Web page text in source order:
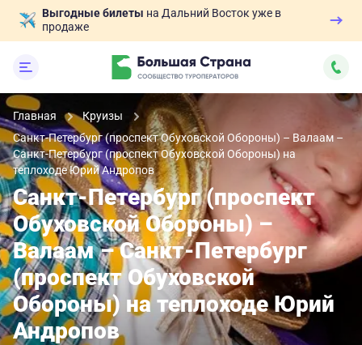
Выгодные билеты на Дальний Восток уже в
продаже
Главная
Круизы
Санкт-Петербург (проспект Обуховской Обороны) – Валаам –
Санкт-Петербург (проспект Обуховской Обороны) на
теплоходе Юрий Андропов
Санкт-Петербург (проспект
Обуховской Обороны) –
Валаам – Санкт-Петербург
(проспект Обуховской
Обороны) на теплоходе Юрий
Андропов